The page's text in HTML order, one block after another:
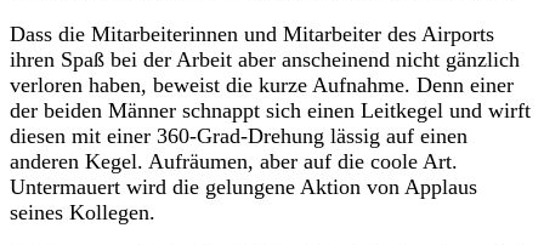
Dass die Mitarbeiterinnen und Mitarbeiter des Airports
ihren Spaß bei der Arbeit aber anscheinend nicht gänzlich
verloren haben, beweist die kurze Aufnahme. Denn einer
der beiden Männer schnappt sich einen Leitkegel und wirft
diesen mit einer 360-Grad-Drehung lässig auf einen
anderen Kegel. Aufräumen, aber auf die coole Art.
Untermauert wird die gelungene Aktion von Applaus
seines Kollegen.